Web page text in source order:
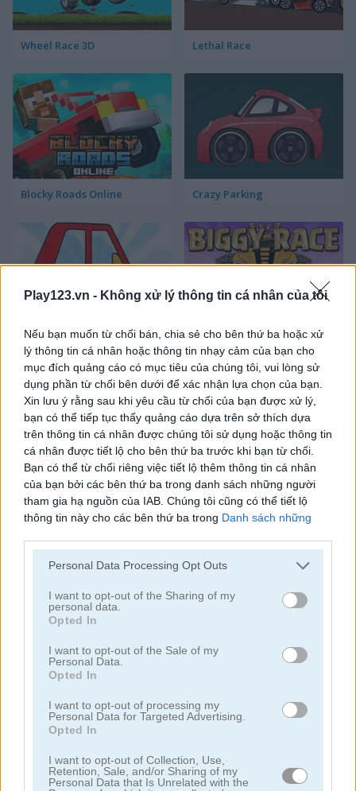
Play123.vn - Không xử lý thông tin cá nhân của tôi
Nếu bạn muốn từ chối bán, chia sẻ cho bên thứ ba hoặc xử
lý thông tin cá nhân hoặc thông tin nhạy cảm của bạn cho
mục đích quảng cáo có mục tiêu của chúng tôi, vui lòng sử
dụng phần từ chối bên dưới để xác nhận lựa chọn của bạn.
Xin lưu ý rằng sau khi yêu cầu từ chối của bạn được xử lý,
bạn có thể tiếp tục thấy quảng cáo dựa trên sở thích dựa
trên thông tin cá nhân được chúng tôi sử dụng hoặc thông tin
cá nhân được tiết lộ cho bên thứ ba trước khi bạn từ chối.
Bạn có thể từ chối riêng việc tiết lộ thêm thông tin cá nhân
của bạn bởi các bên thứ ba trong danh sách những người
tham gia hạ nguồn của IAB. Chúng tôi cũng có thể tiết lộ
thông tin này cho các bên thứ ba trong Danh sách những
lộ thêm thông tin này cho các bên thứ ba khác.
services and may gather and store information including but
not limited to your visit or usage behaviour. You may click to
grant or deny consent to Google and its third-party tags to
use your data for below specified purposes in below Google
consent section.
Personal Data Processing Opt Outs
I want to opt-out of the Sharing of my
personal data.
Opted In
I want to opt-out of the Sale of my
Personal Data.
Opted In
I want to opt-out of processing my
Personal Data for Targeted Advertising.
Opted In
I want to opt-out of Collection, Use,
Retention, Sale, and/or Sharing of my
Personal Data that Is Unrelated with the
Wheel Race 3D Lethal Race
Blocky Roads Online Crazy Parking
Car Wash for Kids Biggy Race
Moto X3M Bike Racing 3